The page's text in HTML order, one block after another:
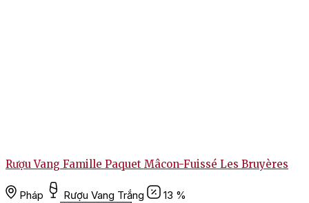
Rượu Vang Famille Paquet Mâcon-Fuissé Les Bruyères
Pháp Rượu Vang Trắng
13 %